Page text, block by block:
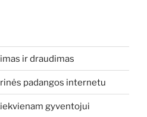
ir draudimas
padangos internetu
gyventojui